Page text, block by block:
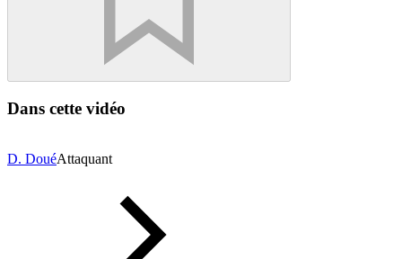
Dans cette vidéo
D. DouéAttaquant